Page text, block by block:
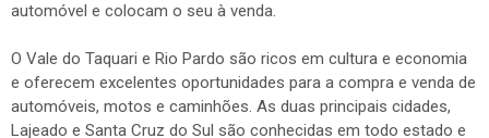
automóvel e colocam o seu à venda.
O Vale do Taquari e Rio Pardo são ricos em cultura e economia
e oferecem excelentes oportunidades para a compra e venda de
automóveis, motos e caminhões. As duas principais cidades,
Lajeado e Santa Cruz do Sul são conhecidas em todo estado e